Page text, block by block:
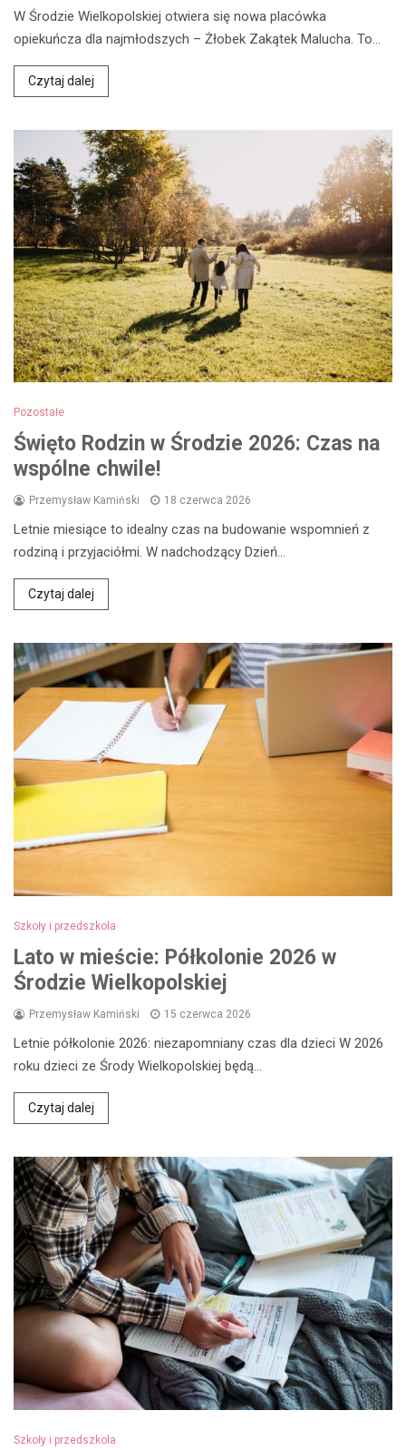
W Środzie Wielkopolskiej otwiera się nowa placówka
opiekuńcza dla najmłodszych – Żłobek Zakątek Malucha. To…
Czytaj dalej
Pozostałe
Święto Rodzin w Środzie 2026: Czas na
wspólne chwile!
Przemysław Kamiński 18 czerwca 2026
Letnie miesiące to idealny czas na budowanie wspomnień z
rodziną i przyjaciółmi. W nadchodzący Dzień…
Czytaj dalej
Szkoły i przedszkola
Lato w mieście: Półkolonie 2026 w
Środzie Wielkopolskiej
Przemysław Kamiński 15 czerwca 2026
Letnie półkolonie 2026: niezapomniany czas dla dzieci W 2026
roku dzieci ze Środy Wielkopolskiej będą…
Czytaj dalej
Szkoły i przedszkola